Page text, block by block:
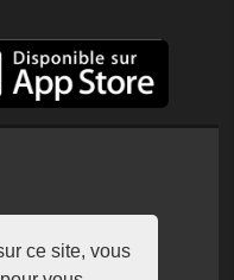
ce site, vous